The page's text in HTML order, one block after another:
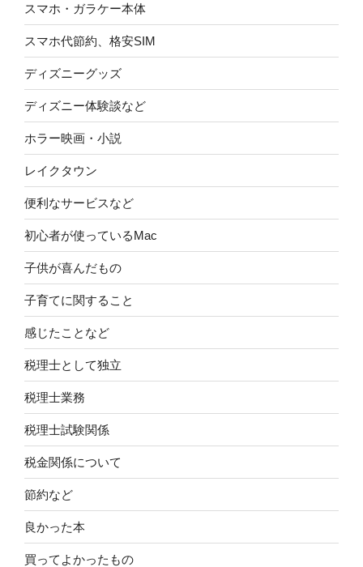
スマホ・ガラケー本体
スマホ代節約、格安SIM
ディズニーグッズ
ディズニー体験談など
ホラー映画・小説
レイクタウン
便利なサービスなど
初心者が使っているMac
子供が喜んだもの
子育てに関すること
感じたことなど
税理士として独立
税理士業務
税理士試験関係
税金関係について
節約など
良かった本
買ってよかったもの